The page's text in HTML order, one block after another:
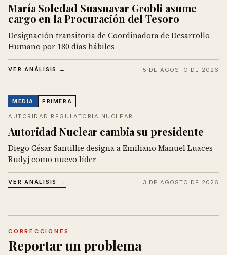
María Soledad Suasnavar Grobli asume
cargo en la Procuración del Tesoro
Designación transitoria de Coordinadora de Desarrollo
Humano por 180 días hábiles
VER ANÁLISIS → 5 DE AGOSTO DE 2026
MEDIA PRIMERA
AUTORIDAD REGULATORIA NUCLEAR
Autoridad Nuclear cambia su presidente
Diego César Santillie designa a Emiliano Manuel Luaces
Rudyj como nuevo líder
VER ANÁLISIS → 3 DE AGOSTO DE 2026
CORRECCIONES
Reportar un problema